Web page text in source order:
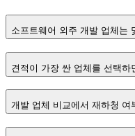
소프트웨어 외주 개발 업체는
견적이 가장 싼 업체를 선택하
개발 업체 비교에서 재하청 여